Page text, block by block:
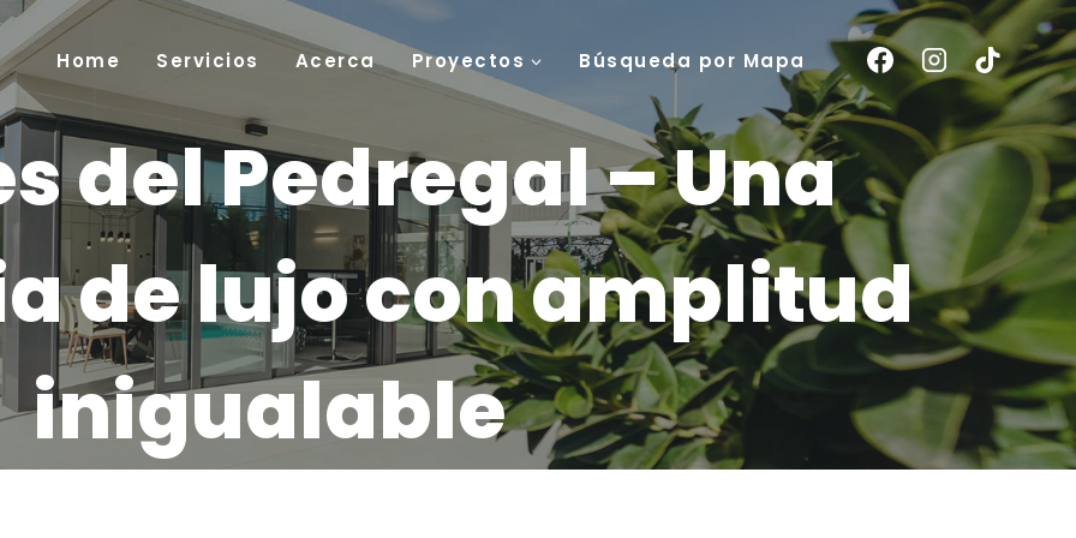
Home Servicios Acerca Proyectos Búsqueda por Mapa
del Pedregal – Una
de lujo con amplitud
inigualable